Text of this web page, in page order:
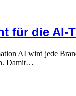
für die AI-
AI wird jede
Damit…